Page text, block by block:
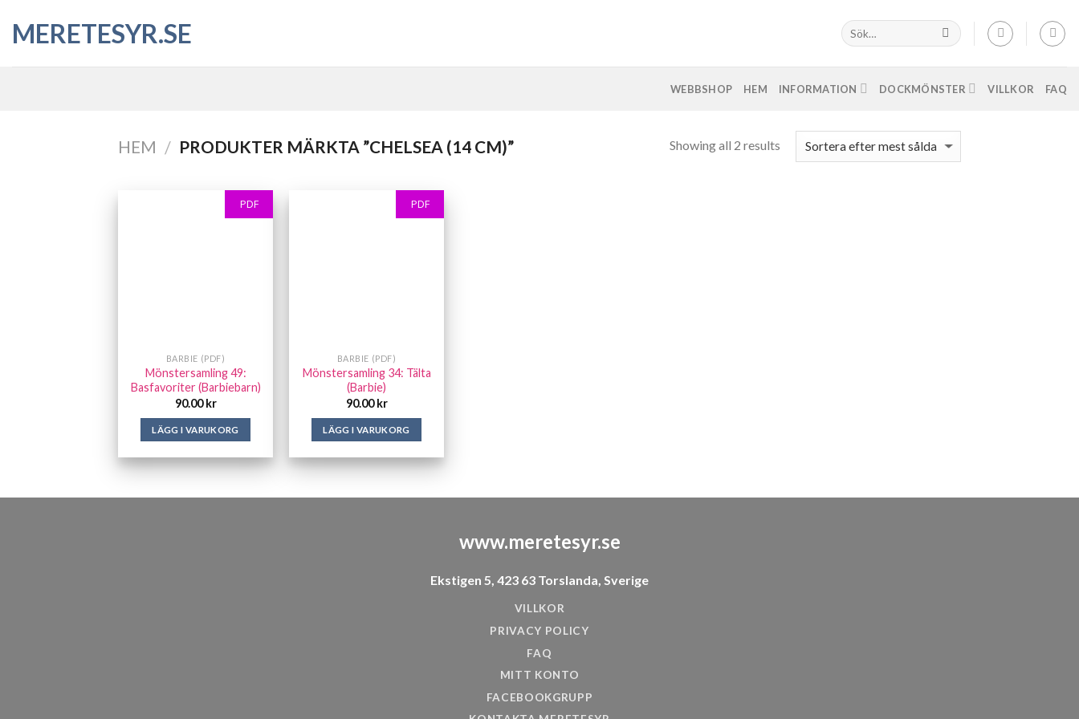
MERETESYR.SE
WEBBSHOP HEM INFORMATION DOCKMÖNSTER VILLKOR FAQ
HEM / PRODUKTER MÄRKTA ”CHELSEA (14 CM)” Showing all 2 results
PDF
BARBIE (PDF)
Mönstersamling 49:
Basfavoriter (Barbiebarn)
90.00kr
LÄGG I VARUKORG
PDF
BARBIE (PDF)
Mönstersamling 34: Tälta
(Barbie)
90.00kr
LÄGG I VARUKORG
www.meretesyr.se
Ekstigen 5, 423 63 Torslanda, Sverige
VILLKOR
PRIVACY POLICY
FAQ
MITT KONTO
FACEBOOKGRUPP